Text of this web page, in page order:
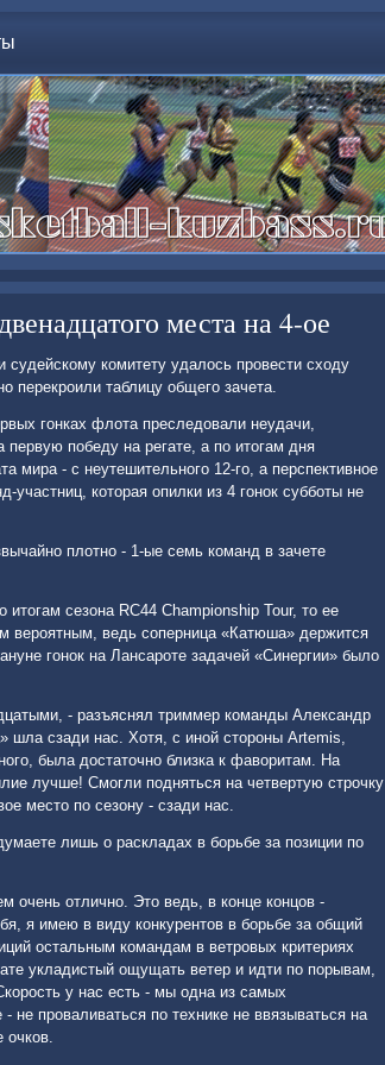
места на 4-ое
комитету удалось провести сходу
перекроили таблицу общего зачета.
гонках флота преследовали неудачи,
победу на регате, а по итогам дня
мира - с неутешительного 12-го, а перспективное
которая опилки из 4 гонок субботы не
плотно - 1-ые семь команд в зачете
сезона RC44 Championship Tour, то ее
вероятным, ведь соперница «Катюша» держится
гонок на Лансароте задачей «Синергии» было
- разъяснял триммер команды Александр
сзади нас. Хотя, с иной стороны Artemis,
была достаточно близка к фаворитам. На
лучше! Смогли подняться на четвертую строчку
место по сезону - сзади нас.
лишь о раскладах в борьбе за позиции по
очень отлично. Это ведь, в конце концов -
я имею в виду конкурентов в борьбе за общий
остальным командам в ветровых критериях
укладистый ощущать ветер и идти по порывам,
у нас есть - мы одна из самых
не проваливаться по технике не ввязываться на
очков.